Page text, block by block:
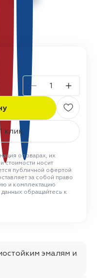
клик
о товарах, их
стоимости носит
публичной офертой
за собой право
и комплектацию
обращайтесь к
эмалям и